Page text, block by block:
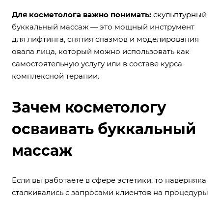
Для косметолога важно понимать: скульптурный
буккальный массаж — это мощный инструмент
для лифтинга, снятия спазмов и моделирования
овала лица, который можно использовать как
самостоятельную услугу или в составе курса
комплексной терапии.
Зачем косметологу
осваивать буккальный
массаж
Если вы работаете в сфере эстетики, то наверняка
сталкивались с запросами клиентов на процедуры